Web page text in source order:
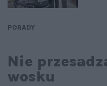
PORADY
Nie
wosku